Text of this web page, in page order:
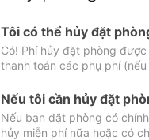
Tôi có thể hủy đặt
Có! Phí hủy đặt phòng
thanh toán các phụ phí
Nếu tôi cần hủy đặt
Nếu bạn đặt phòng có
hủy miễn phí nữa hoặc có